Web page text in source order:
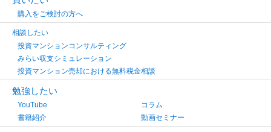
購入をご検討の方へ
相談したい
投資マンションコンサルティング
みらい収支シミュレーション
投資マンション売却における無料税金相談
勉強したい
YouTube
コラム
書籍紹介
動画セミナー